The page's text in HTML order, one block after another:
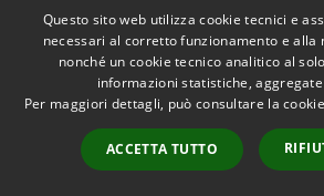
RSS
Accessibilità
Privacy
Mappa del sito
Questo sito web utilizza cookie tecnici e
necessari al corretto funzionamento e alla
nonché un cookie tecnico analitico al
informazioni statistiche,
Per maggiori dettagli, può consultare la
ACCETTA TUTTO